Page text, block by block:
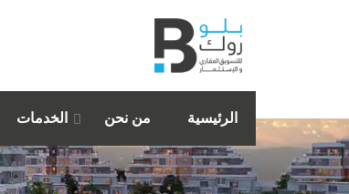
الرئيسية من نحن الخدمات